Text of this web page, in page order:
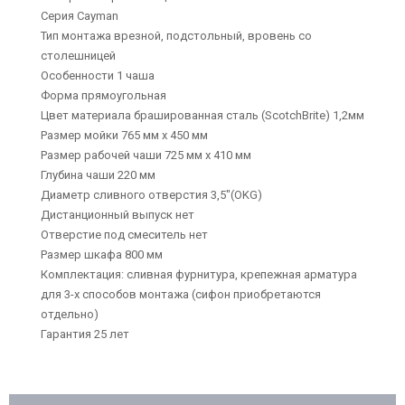
Серия Cayman
Тип монтажа врезной, подстольный, вровень со
столешницей
Особенности 1 чаша
Форма прямоугольная
Цвет материала брашированная сталь (ScotchBrite) 1,2мм
Размер мойки 765 мм х 450 мм
Размер рабочей чаши 725 мм х 410 мм
Глубина чаши 220 мм
Диаметр сливного отверстия 3,5"(OKG)
Дистанционный выпуск нет
Отверстие под смеситель нет
Размер шкафа 800 мм
Комплектация: сливная фурнитура, крепежная арматура
для 3-х способов монтажа (сифон приобретаются
отдельно)
Гарантия 25 лет